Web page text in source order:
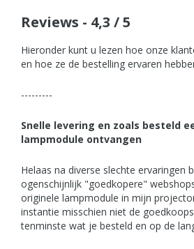
Reviews - 4,3 / 5
Hieronder kunt u lezen hoe onze
en hoe ze de bestelling ervaren
---------
Snelle levering en zoals besteld
lampmodule ontvangen
Helaas na diverse slechte ervaringen
ogenschijnlijk "goedkopere"
originele lampmodule in mijn
instantie misschien niet de
tenminste wat je besteld en op de